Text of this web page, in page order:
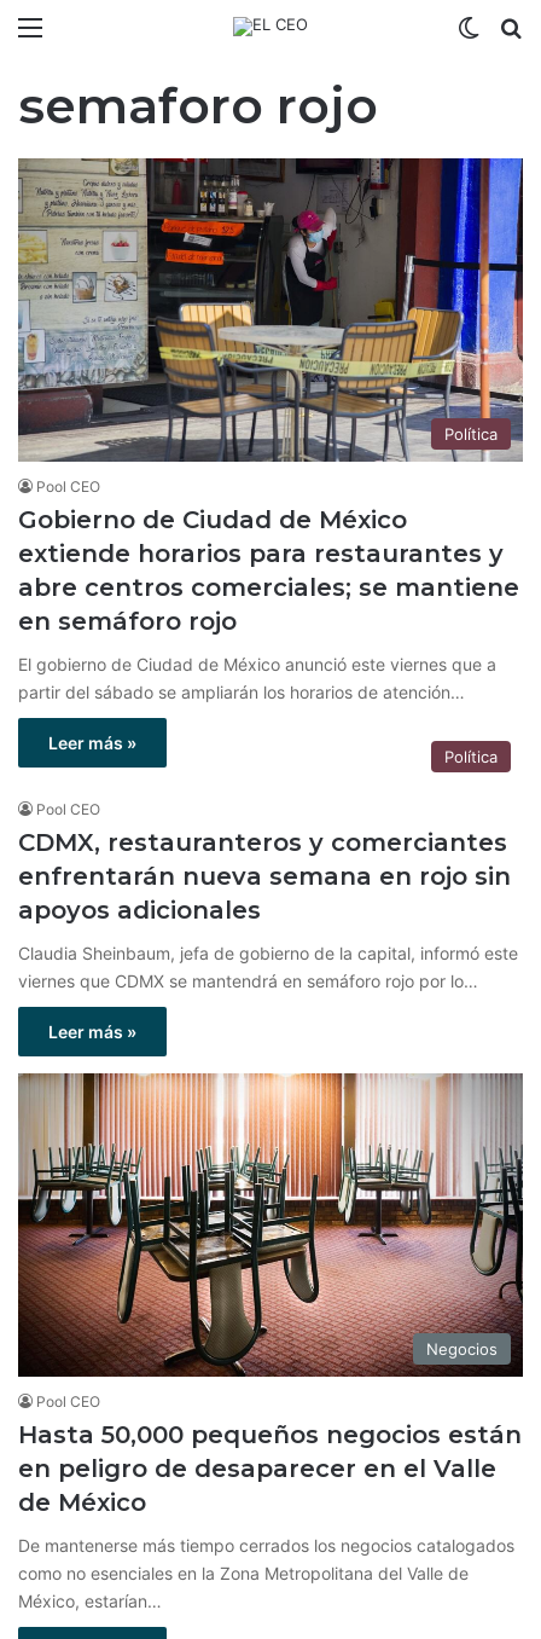
semaforo rojo
Política
Pool CEO
Gobierno de Ciudad de México
extiende horarios para restaurantes y
abre centros comerciales; se mantiene
en semáforo rojo
El gobierno de Ciudad de México anunció este viernes que a
partir del sábado se ampliarán los horarios de atención…
Leer más »
Política
Pool CEO
CDMX, restauranteros y comerciantes
enfrentarán nueva semana en rojo sin
apoyos adicionales
Claudia Sheinbaum, jefa de gobierno de la capital, informó este
viernes que CDMX se mantendrá en semáforo rojo por lo…
Leer más »
Negocios
Pool CEO
Hasta 50,000 pequeños negocios están
en peligro de desaparecer en el Valle
de México
De mantenerse más tiempo cerrados los negocios catalogados
como no esenciales en la Zona Metropolitana del Valle de
México, estarían…